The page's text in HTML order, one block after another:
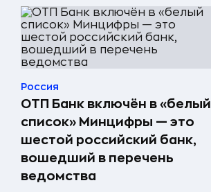
Россия
ОТП Банк включён в «белый
список» Минцифры — это
шестой российский банк,
вошедший в перечень
ведомства